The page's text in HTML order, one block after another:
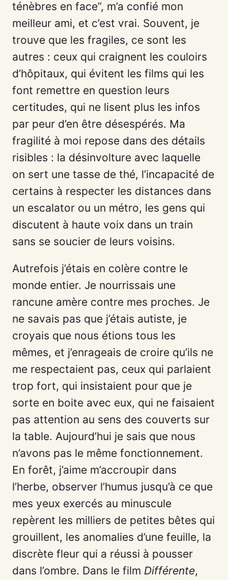
ténèbres en face”, m’a confié mon
meilleur ami, et c’est vrai. Souvent, je
trouve que les fragiles, ce sont les
autres : ceux qui craignent les couloirs
d’hôpitaux, qui évitent les films qui les
font remettre en question leurs
certitudes, qui ne lisent plus les infos
par peur d’en être désespérés. Ma
fragilité à moi repose dans des détails
risibles : la désinvolture avec laquelle
on sert une tasse de thé, l’incapacité de
certains à respecter les distances dans
un escalator ou un métro, les gens qui
discutent à haute voix dans un train
sans se soucier de leurs voisins.
Autrefois j’étais en colère contre le
monde entier. Je nourrissais une
rancune amère contre mes proches. Je
ne savais pas que j’étais autiste, je
croyais que nous étions tous les
mêmes, et j’enrageais de croire qu’ils ne
me respectaient pas, ceux qui parlaient
trop fort, qui insistaient pour que je
sorte en boite avec eux, qui ne faisaient
pas attention au sens des couverts sur
la table. Aujourd’hui je sais que nous
n’avons pas le même fonctionnement.
En forêt, j’aime m’accroupir dans
l’herbe, observer l’humus jusqu’à ce que
mes yeux exercés au minuscule
repèrent les milliers de petites bêtes qui
grouillent, les anomalies d’une feuille, la
discrète fleur qui a réussi à pousser
dans l’ombre. Dans le film Différente,